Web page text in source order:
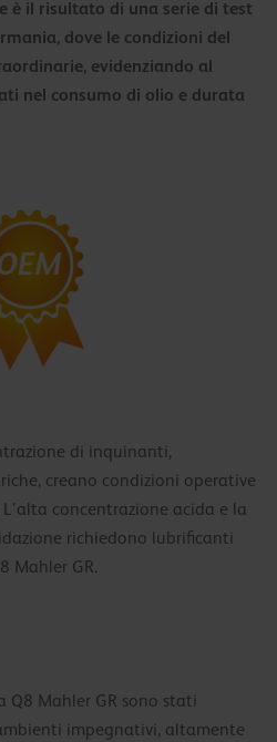
è il risultato di una serie di test
dove le condizioni del
evidenziando al
nel consumo di olio e durata
di inquinanti,
creano condizioni operative
concentrazione acida e la
richiedono lubrificanti
Mahler GR.
Mahler GR sono stati
impegnativi, altamente